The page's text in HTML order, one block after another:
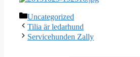
Kategorier
Uncategorized
Tilia är ledarhund
Servicehunden Zally